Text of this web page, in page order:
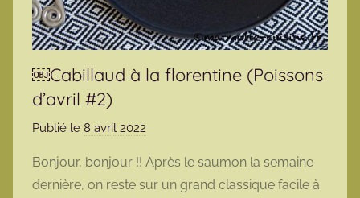
￼Cabillaud à la florentine (Poissons
d’avril #2)
Publié le 8 avril 2022
r
m
Bonjour, bonjour !! Après le saumon la semaine
dernière, on reste sur un grand classique facile à